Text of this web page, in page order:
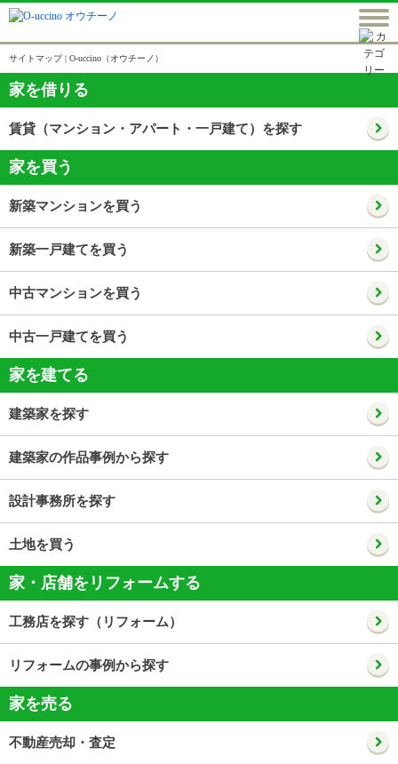
サイトマップ | O-uccino（オウチーノ）
家を借りる
賃貸（マンション・アパート・一戸建て）を探す
家を買う
新築マンションを買う
新築一戸建てを買う
中古マンションを買う
中古一戸建てを買う
家を建てる
建築家を探す
建築家の作品事例から探す
設計事務所を探す
土地を買う
家・店舗をリフォームする
工務店を探す（リフォーム）
リフォームの事例から探す
家を売る
不動産売却・査定